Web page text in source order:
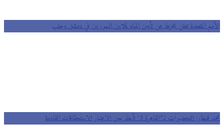
الأمم المتحدة تعلن عجزها عن تأمين المياه لملايين السوريين في دمشق وحلب
محمد قنطار: التحضيرات لـ”القاهرة 3″ تأخذ بعين الاعتبار الاستحقاقات القادمة